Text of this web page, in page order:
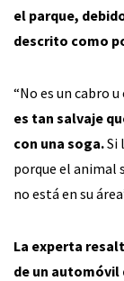
el parque,
descrito como
“No es un cabro
es tan salvaje
con una soga.Si
porque el animal
no está en su
La experta
de un automóvil